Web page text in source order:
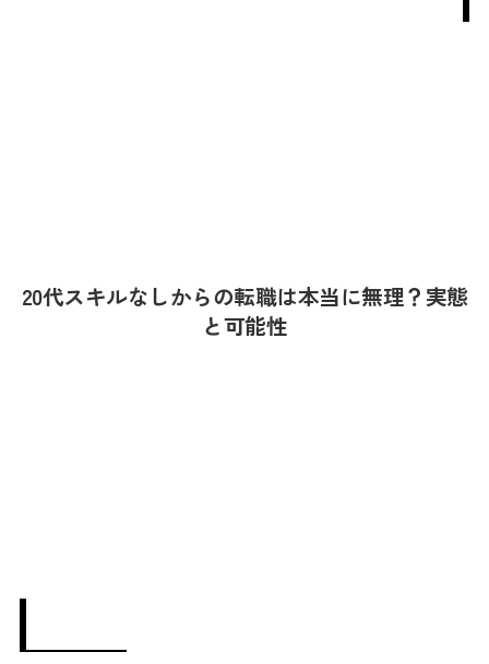
20代スキルなしからの転職は本当に無理？実態
と可能性